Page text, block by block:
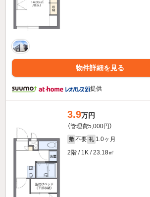
物件詳細を見る
提供
3.9万円
（管理費5,000円）
敷 不要 礼 1.0ヶ月
2階 / 1K / 23.18㎡